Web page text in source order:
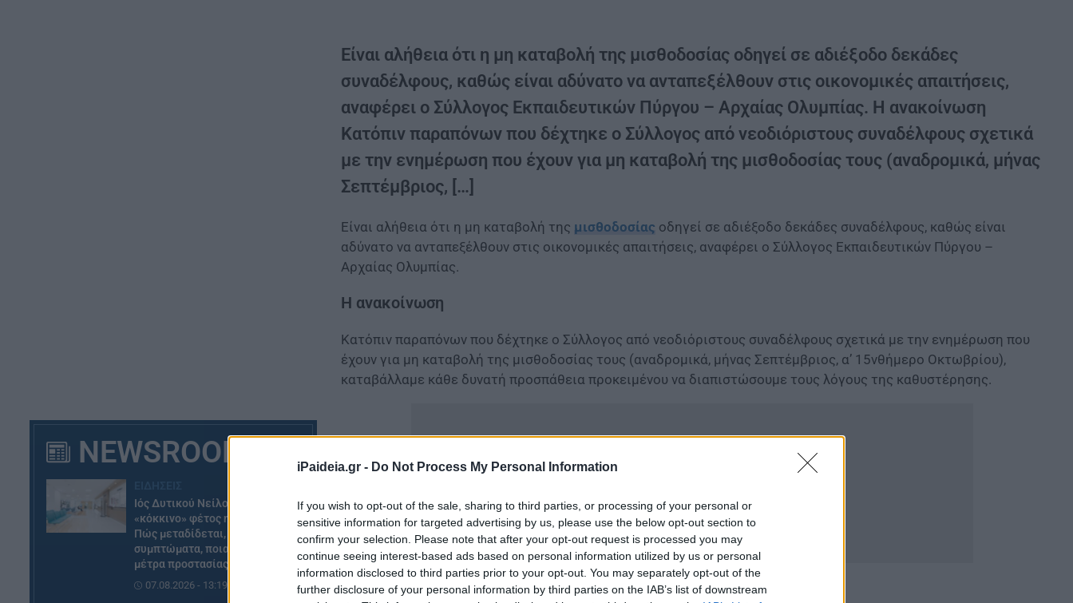
iPaideia.gr - Do Not Process My Personal Information
If you wish to opt-out of the sale, sharing to third parties, or processing of your personal or
sensitive information for targeted advertising by us, please use the below opt-out section to
confirm your selection. Please note that after your opt-out request is processed you may
continue seeing interest-based ads based on personal information utilized by us or personal
information disclosed to third parties prior to your opt-out. You may separately opt-out of the
further disclosure of your personal information by third parties on the IAB’s list of downstream
NEWSROOM
Ιός Δυτικού Νείλου: Στο
«κόκκινο» φέτος η Αττική –
Πώς μεταδίδεται, ποια είναι τα
συμπτώματα, ποια είναι τα
μέτρα προστασίας
07.08.2026 - 13:19
Είναι αλήθεια ότι η μη καταβολή της μισθοδοσίας οδηγεί σε αδιέξοδο δεκάδες
συναδέλφους, καθώς είναι αδύνατο να ανταπεξέλθουν στις οικονομικές απαιτήσεις,
αναφέρει ο Σύλλογος Εκπαιδευτικών Πύργου – Αρχαίας Ολυμπίας. Η ανακοίνωση
Κατόπιν παραπόνων που δέχτηκε ο Σύλλογος από νεοδιόριστους συναδέλφους σχετικά
με την ενημέρωση που έχουν για μη καταβολή της μισθοδοσίας τους (αναδρομικά, μήνας
Σεπτέμβριος, […]
Είναι αλήθεια ότι η μη καταβολή της μισθοδοσίας οδηγεί σε αδιέξοδο δεκάδες συναδέλφους, καθώς είναι
αδύνατο να ανταπεξέλθουν στις οικονομικές απαιτήσεις, αναφέρει ο Σύλλογος Εκπαιδευτικών Πύργου –
Αρχαίας Ολυμπίας.
Η ανακοίνωση
Κατόπιν παραπόνων που δέχτηκε ο Σύλλογος από νεοδιόριστους συναδέλφους σχετικά με την ενημέρωση που
έχουν για μη καταβολή της μισθοδοσίας τους (αναδρομικά, μήνας Σεπτέμβριος, α’ 15νθήμερο Οκτωβρίου),
καταβάλλαμε κάθε δυνατή προσπάθεια προκειμένου να διαπιστώσουμε τους λόγους της καθυστέρησης.